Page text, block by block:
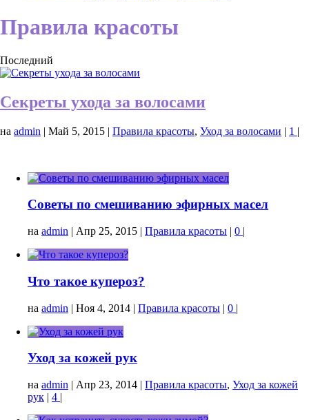
Правила красоты
Последний
Секреты ухода за волосами
на admin | Май 5, 2015 | Правила красоты, Уход за волосами | 1 |
Советы по смешиванию эфирных масел
на admin | Апр 25, 2015 | Правила красоты | 0 |
Что такое купероз?
на admin | Ноя 4, 2014 | Правила красоты | 0 |
Уход за кожей рук
на admin | Апр 23, 2014 | Правила красоты, Уход за кожей
рук | 4 |